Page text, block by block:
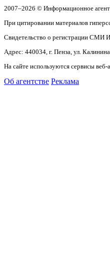
2007–2026 © Информационное
При цитировании материалов
Свидетельство о регистрации СМИ
Адрес: 440034, г. Пенза, ул.
На сайте используются сервисы
Об агентстве Реклама